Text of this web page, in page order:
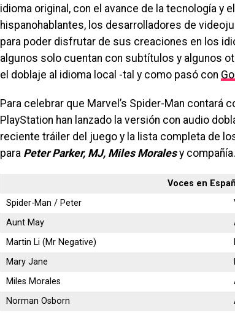
idioma original, con el avance de la tecnología y
hispanohablantes, los desarrolladores de
para poder disfrutar de sus creaciones en los
algunos solo cuentan con subtítulos y algunos
el doblaje al idioma local -tal y como pasó con
Para celebrar que Marvel’s Spider-Man contará
PlayStation han lanzado la versión con audio
reciente tráiler del juego y la lista completa de
para Peter Parker, MJ, Miles Moralesy compañía.
Voces en
Spider-Man / Peter
Aunt May
Martin Li (Mr Negative)
Mary Jane
Miles Morales
Norman Osborn